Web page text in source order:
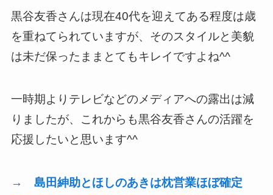
黒谷友香さんは現在40代を迎えてある程度は歳
を重ねてられていますが、そのスタイルと美貌
は未だ保ったままとてもキレイですよね^^
一時期よりテレビなどのメディアへの露出は減
りましたが、これからも黒谷友香さんの活躍を
応援したいと思います^^
→ 島田紳助とほしのあきは枕営業ほぼ確定